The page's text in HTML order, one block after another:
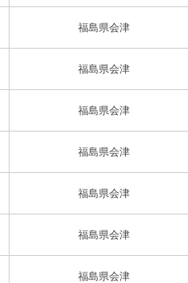
福島県会津
福島県会津
福島県会津
福島県会津
福島県会津
福島県会津
福島県会津